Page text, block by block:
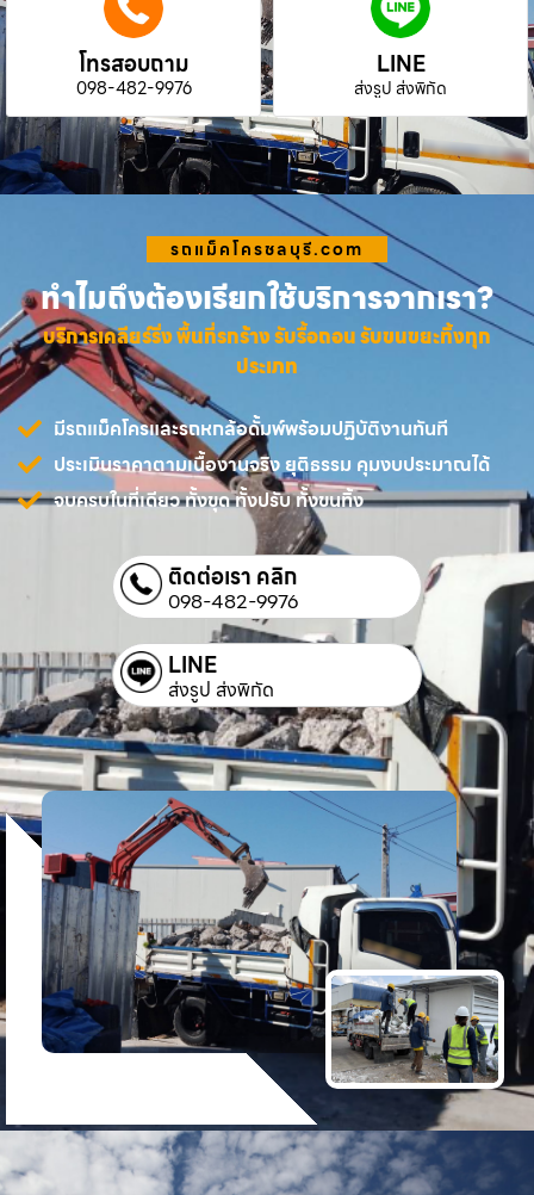
โทรสอบถาม
098-482-9976
LINE
ส่งรูป ส่งพิกัด
รถแม็คโครชลบุรี.com
ทำไมถึงต้องเรียกใช้บริการจากเรา?
บริการเคลียร์ริ่ง พื้นที่รกร้าง รับรื้อถอน รับขนขยะทิ้งทุก
ประเภท
มีรถแม็คโครและรถหกล้อดั้มพ์พร้อมปฏิบัติงานทันที
ประเมินราคาตามเนื้องานจริง ยุติธรรม คุมงบประมาณได้
จบครบในที่เดียว ทั้งขุด ทั้งปรับ ทั้งขนทิ้ง
ติดต่อเรา คลิก
098-482-9976
LINE
ส่งรูป ส่งพิกัด